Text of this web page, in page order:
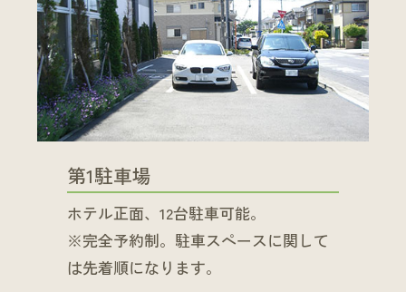
第1駐車場
ホテル正面、12台駐車可能。
※完全予約制。駐車スペースに関して
は先着順になります。